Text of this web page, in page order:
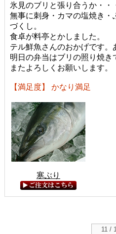
氷見のブリと張り合うか・・
無事に刺身・カマの塩焼き・
づくし。
食卓が料亭とかしました。
テル鮮魚さんのおかげです。
明日の弁当はブリの照り焼き
またよろしくお願いします。
【満足度】 かなり満足
寒ぶり
11 /